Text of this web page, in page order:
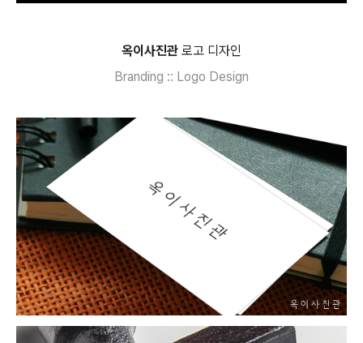
옥이사진관 로고 디자인
Branding :: Logo Design